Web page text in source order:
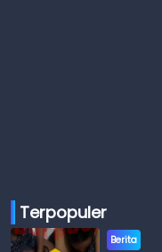
Terpopuler
Berita